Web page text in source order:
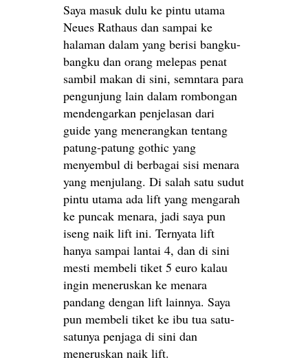
Saya masuk dulu ke pintu utama
Neues Rathaus dan sampai ke
halaman dalam yang berisi bangku-
bangku dan orang melepas penat
sambil makan di sini, semntara para
pengunjung lain dalam rombongan
mendengarkan penjelasan dari
guide yang menerangkan tentang
patung-patung gothic yang
menyembul di berbagai sisi menara
yang menjulang. Di salah satu sudut
pintu utama ada lift yang mengarah
ke puncak menara, jadi saya pun
iseng naik lift ini. Ternyata lift
hanya sampai lantai 4, dan di sini
mesti membeli tiket 5 euro kalau
ingin meneruskan ke menara
pandang dengan lift lainnya. Saya
pun membeli tiket ke ibu tua satu-
satunya penjaga di sini dan
meneruskan naik lift.